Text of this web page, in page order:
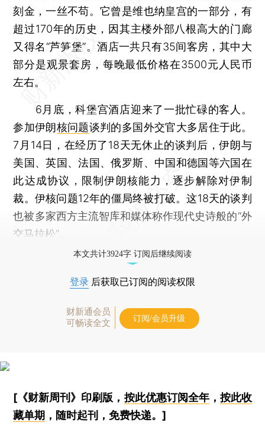
刻金，一丝不苟。它曾是维也纳皇宫的一部分，有
超过170年的历史，因其主楼外部八根高大的门廊
又得名“芦笋堡”。酒店一共只有35间客房，其中大
部分是观景套房，每晚最低价格在3500元人民币
左右。
6月底，科堡宫酒店迎来了一批忙碌的客人。
参加伊朗核问题谈判的多国外交官大多居住于此。
7月14日，在经历了18天无休止的谈判后，伊朗与
美国、英国、法国、俄罗斯、中国和德国等六国在
此达成协议，限制伊朗核能力，逐步解除对伊制
裁。伊核问题12年的僵局终被打破。这18天的谈判
也被多家西方主流智库和媒体称作现代史诗般的“外
交马拉松”。
本文共计3924字 订阅后继续阅读
登录 后获取已订阅的阅读权限
财新通会员
可畅读全文
订阅/会员升级
[《财新周刊》印刷版， 按此优惠订阅全年， 按此收
藏单期 ，随时起刊，免费快递。]